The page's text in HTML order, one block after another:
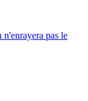
pas le